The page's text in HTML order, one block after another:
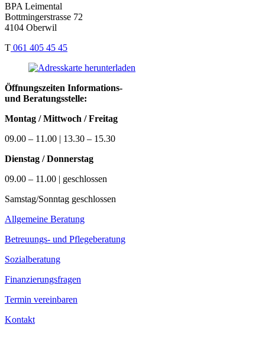
BPA Leimental
Bottmingerstrasse 72
4104 Oberwil
T 061 405 45 45
Öffnungszeiten Informations-
und Beratungsstelle:
Montag / Mittwoch / Freitag
09.00 – 11.00 | 13.30 – 15.30
Dienstag / Donnerstag
09.00 – 11.00 | geschlossen
Samstag/Sonntag geschlossen
Allgemeine Beratung
Betreuungs- und Pflegeberatung
Sozialberatung
Finanzierungsfragen
Termin vereinbaren
Kontakt